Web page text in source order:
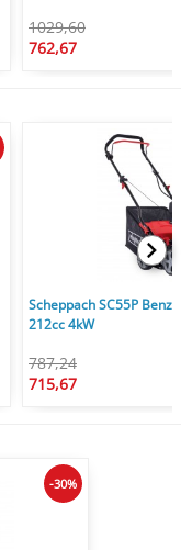
1029,60
762,67
Scheppach SC55P
212cc 4kW
787,24
715,67
-30%